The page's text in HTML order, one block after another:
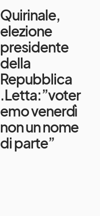
Quirinale,
elezione
presidente
della
Repubblica
.Letta:”voter
emo venerdì
non un nome
di parte”